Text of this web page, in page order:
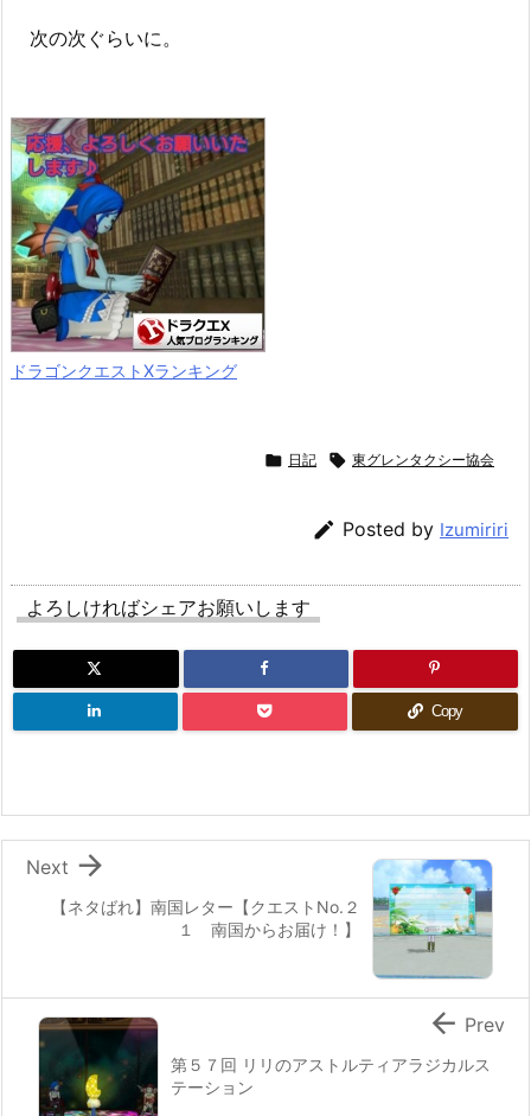
次の次ぐらいに。
ドラゴンクエストXランキング
 日記  東グレンタクシー協会
 Posted by Izumiriri
よろしければシェアお願いします
Copy
【ネタばれ】南国レター【クエストNo.２
１ 南国からお届け！】

Next
第５７回 リリのアストルティアラジカルス
テーション
 Prev